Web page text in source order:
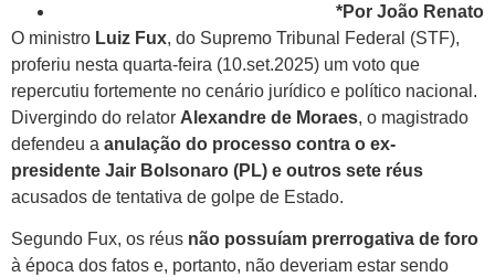
*Por João Renato
O ministro Luiz Fux, do Supremo Tribunal Federal (STF),
proferiu nesta quarta-feira (10.set.2025) um voto que
repercutiu fortemente no cenário jurídico e político nacional.
Divergindo do relator Alexandre de Moraes, o magistrado
defendeu a anulação do processo contra o ex-
presidente Jair Bolsonaro (PL) e outros sete réus
acusados de tentativa de golpe de Estado.
Segundo Fux, os réus não possuíam prerrogativa de foro
à época dos fatos e, portanto, não deveriam estar sendo